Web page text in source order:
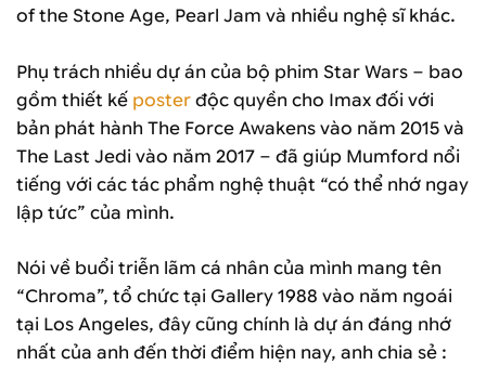
of the Stone Age, Pearl Jam và nhiều nghệ sĩ khác.
Phụ trách nhiều dự án của bộ phim Star Wars – bao
gồm thiết kế poster độc quyền cho Imax đối với
bản phát hành The Force Awakens vào năm 2015 và
The Last Jedi vào năm 2017 – đã giúp Mumford nổi
tiếng với các tác phẩm nghệ thuật “có thể nhớ ngay
lập tức” của mình.
Nói về buổi triễn lãm cá nhân của mình mang tên
“Chroma”, tổ chức tại Gallery 1988 vào năm ngoái
tại Los Angeles, đây cũng chính là dự án đáng nhớ
nhất của anh đến thời điểm hiện nay, anh chia sẻ :